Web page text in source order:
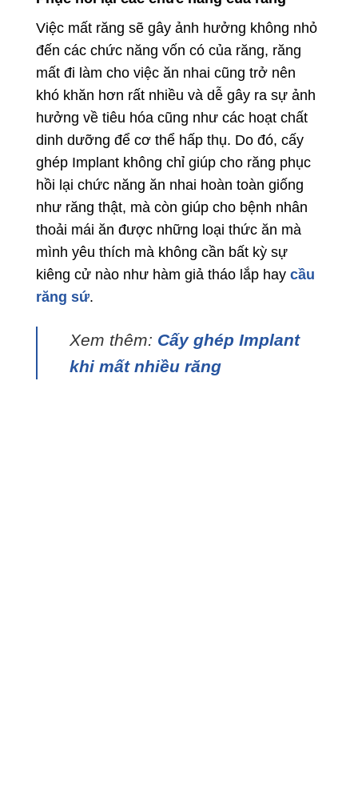
Việc mất răng sẽ gây ảnh hưởng không nhỏ
đến các chức năng vốn có của răng, răng
mất đi làm cho việc ăn nhai cũng trở nên
khó khăn hơn rất nhiều và dễ gây ra sự ảnh
hưởng về tiêu hóa cũng như các hoạt chất
dinh dưỡng để cơ thể hấp thụ. Do đó, cấy
ghép Implant không chỉ giúp cho răng phục
hồi lại chức năng ăn nhai hoàn toàn giống
như răng thật, mà còn giúp cho bệnh nhân
thoải mái ăn được những loại thức ăn mà
mình yêu thích mà không cần bất kỳ sự
kiêng cử nào như hàm giả tháo lắp hay cầu
răng sứ.
Xem thêm: Cấy ghép Implant
khi mất nhiều răng